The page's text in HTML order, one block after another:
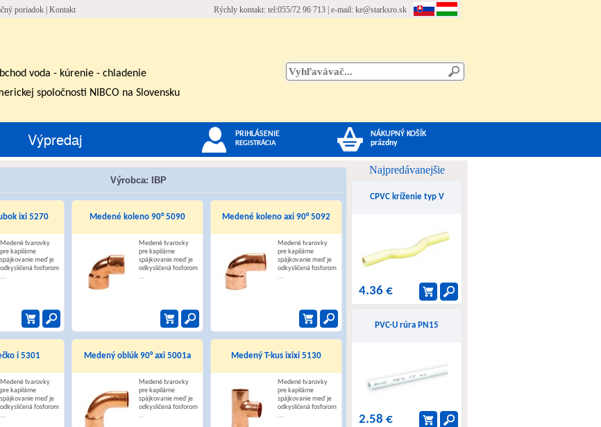
poriadok Kontakt Rýchly kontakt: tel:055/72 96 713 | e-mail: ke@starksro.sk
voda - kúrenie - chladenie
spoločnosti NIBCO na Slovensku
Výpredaj
NÁKUPNÝ KOŠÍK
prázdny
PRIHLÁSENIE
REGISTRÁCIA
Výrobca: IBP
ixi 5270
Medené tvarovky
pre kapilárne
spájkovanie meď je
odkysličená fosforom
...
Medené koleno 90° 5090
Medené tvarovky
pre kapilárne
spájkovanie meď je
odkysličená fosforom
...
Medené koleno axi 90° 5092
Medené tvarovky
pre kapilárne
spájkovanie meď je
odkysličená fosforom
...
i 5301
Medené tvarovky
pre kapilárne
spájkovanie meď je
odkysličená fosforom
...
Medený oblúk 90° axi 5001a
Medené tvarovky
pre kapilárne
spájkovanie meď je
odkysličená fosforom
...
Medený T-kus ixixi 5130
Medené tvarovky
pre kapilárne
spájkovanie meď je
odkysličená fosforom
...
Najpredávanejšie
CPVC kríženie typ V
4.36 €
PVC-U rúra PN15
2.58 €